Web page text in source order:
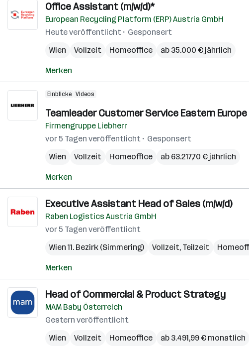
Office Assistant (m/w/d)*
European Recycling Platform (ERP) Austria GmbH
Heute veröffentlicht
Gesponsert
Wien
Vollzeit Homeoffice ab 35.000 € jährlich
Merken
Einblicke Videos
Teamleader Customer Service Eastern Europe
Firmengruppe Liebherr
vor 5 Tagen veröffentlicht
Gesponsert
Wien
Vollzeit Homeoffice ab 63.217,70 € jährlich
Merken
Executive Assistant Head of Sales (m/w/d)
Raben Logistics Austria GmbH
vor 5 Tagen veröffentlicht
Wien 11. Bezirk (Simmering)
Vollzeit, Teilzeit
Merken
Head of Commercial & Product Strategy
MAM Baby Österreich
Gestern veröffentlicht
Wien
Vollzeit Homeoffice ab 3.491,99 € monatlich